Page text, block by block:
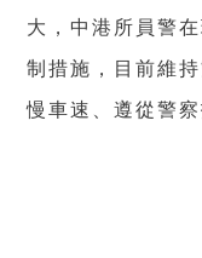
大，中港所員警
制措施，目前維
慢車速、遵從警